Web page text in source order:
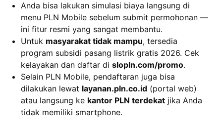
Anda bisa lakukan simulasi biaya langsung di
menu PLN Mobile sebelum submit permohonan —
ini fitur resmi yang sangat membantu.
Untuk masyarakat tidak mampu, tersedia
program subsidi pasang listrik gratis 2026. Cek
kelayakan dan daftar di slopln.com/promo.
Selain PLN Mobile, pendaftaran juga bisa
dilakukan lewat layanan.pln.co.id (portal web)
atau langsung ke kantor PLN terdekat jika Anda
tidak memiliki smartphone.